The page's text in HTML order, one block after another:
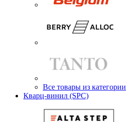
Все товары из категории
Кварц-винил (SPC)